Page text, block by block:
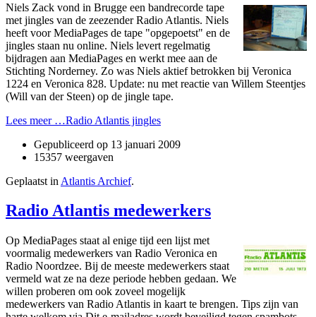
Niels Zack vond in Brugge een bandrecorde tape
met jingles van de zeezender Radio Atlantis. Niels
heeft voor MediaPages de tape "opgepoetst" en de
jingles staan nu o­nline. Niels levert regelmatig
bijdragen aan MediaPages en werkt mee aan de
Stichting Norderney. Zo was Niels aktief betrokken bij Veronica
1224 en Veronica 828. Update: nu met reactie van Willem Steentjes
(Will van der Steen) op de jingle tape.
Lees meer …Radio Atlantis jingles
Gepubliceerd op 13 januari 2009
15357 weergaven
Geplaatst in Atlantis Archief.
Radio Atlantis medewerkers
Op MediaPages staat al enige tijd een lijst met
voormalig medewerkers van Radio Veronica en
Radio Noordzee. Bij de meeste medewerkers staat
vermeld wat ze na deze periode hebben gedaan. We
willen proberen om ook zoveel mogelijk
medewerkers van Radio Atlantis in kaart te brengen. Tips zijn van